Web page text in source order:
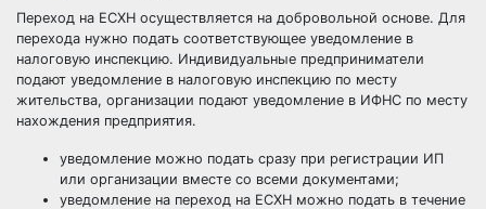
Переход на ЕСХН осуществляется на добровольной основе. Для
перехода нужно подать соответствующее уведомление в
налоговую инспекцию. Индивидуальные предприниматели
подают уведомление в налоговую инспекцию по месту
жительства, организации подают уведомление в ИФНС по месту
нахождения предприятия.
уведомление можно подать сразу при регистрации ИП
или организации вместе со всеми документами;
уведомление на переход на ЕСХН можно подать в течение